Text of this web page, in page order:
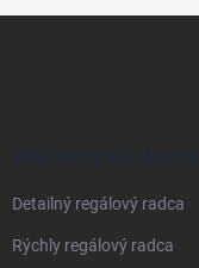
VŠETKO O REGÁLOCH
Detailný regálový radca
Rýchly regálový radca